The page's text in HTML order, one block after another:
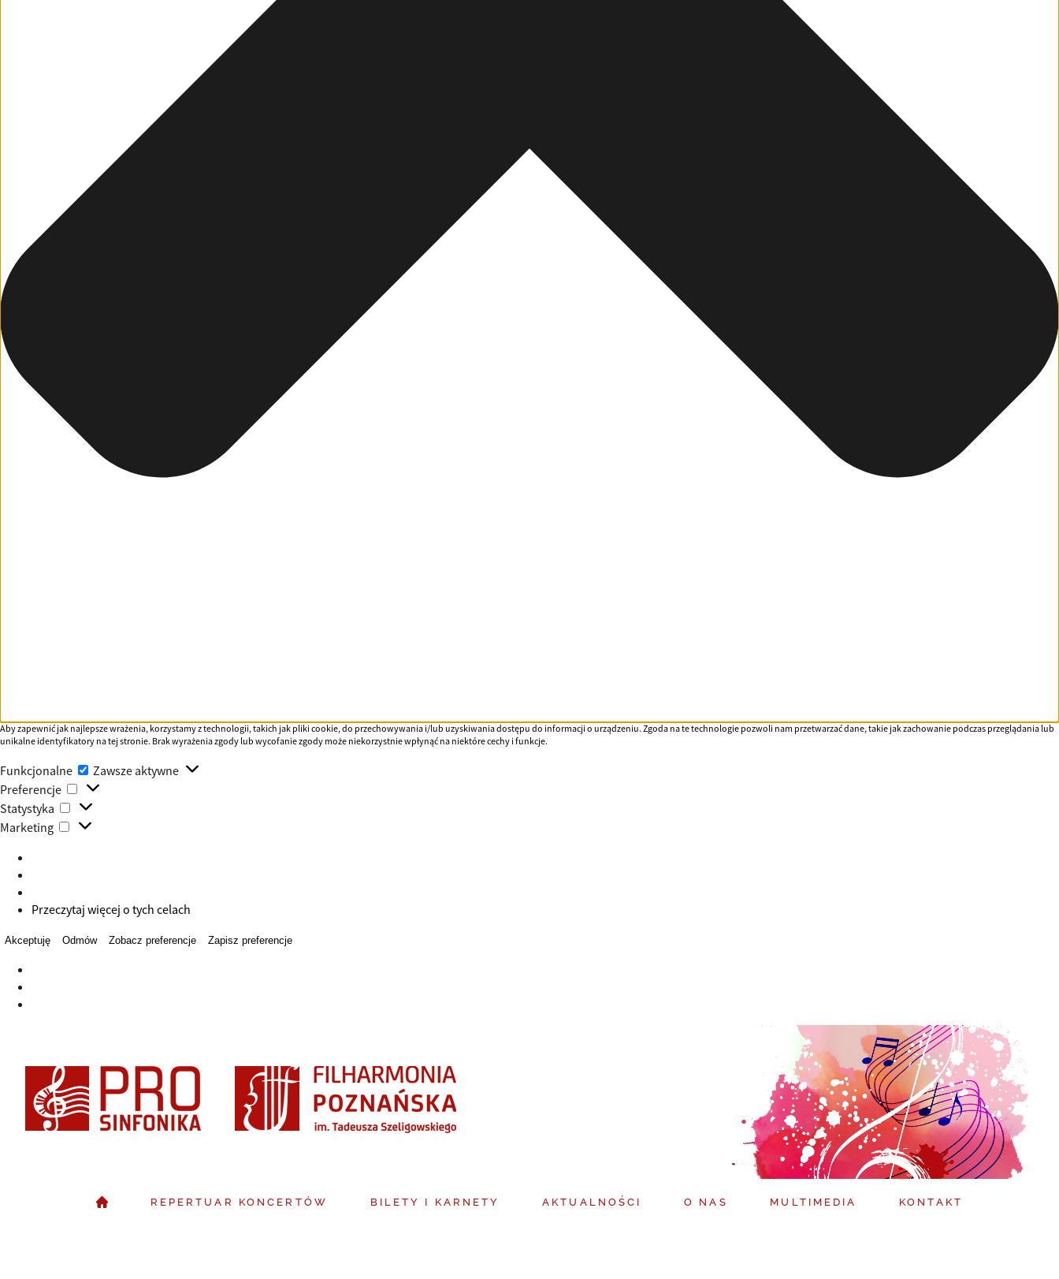
Aby zapewnić jak najlepsze wrażenia, korzystamy z technologii, takich jak pliki cookie, do przechowywania i/lub uzyskiwania dostępu do informacji o urządzeniu. Zgoda na te technologie pozwoli nam przetwarzać dane, takie jak zachowanie podczas przeglądania lub
unikalne identyfikatory na tej stronie. Brak wyrażenia zgody lub wycofanie zgody może niekorzystnie wpłynąć na niektóre cechy i funkcje.
Funkcjonalne Funkcjonalne
Zawsze aktywne
Preferencje
Preferencje
Statystyka
Statystyka
Marketing
Marketing
Przeczytaj więcej o tych celach
Akceptuję Odmów Zobacz preferencje Zapisz preferencje
REPERTUAR KONCERTÓW BILETY I KARNETY AKTUALNOŚCI O NAS MULTIMEDIA KONTAKT